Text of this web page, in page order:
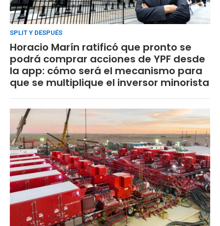
SPLIT Y DESPUÉS
Horacio Marín ratificó que pronto se
podrá comprar acciones de YPF desde
la app: cómo será el mecanismo para
que se multiplique el inversor minorista